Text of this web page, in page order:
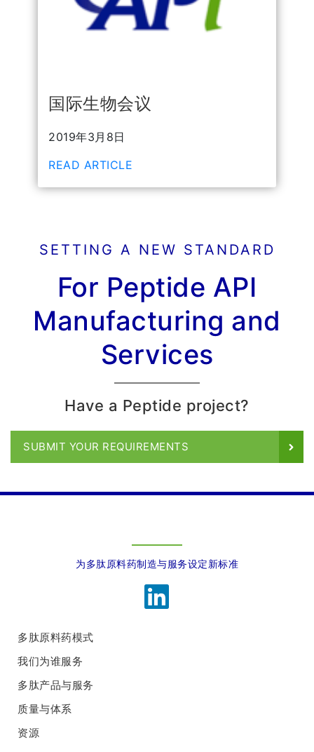
国际生物会议
2019年3月8日
READ ARTICLE
SETTING A NEW STANDARD
For Peptide API
Manufacturing and
Services
Have a Peptide project?
SUBMIT YOUR REQUIREMENTS
为多肽原料药制造与服务设定新标准
多肽原料药模式
我们为谁服务
多肽产品与服务
质量与体系
资源